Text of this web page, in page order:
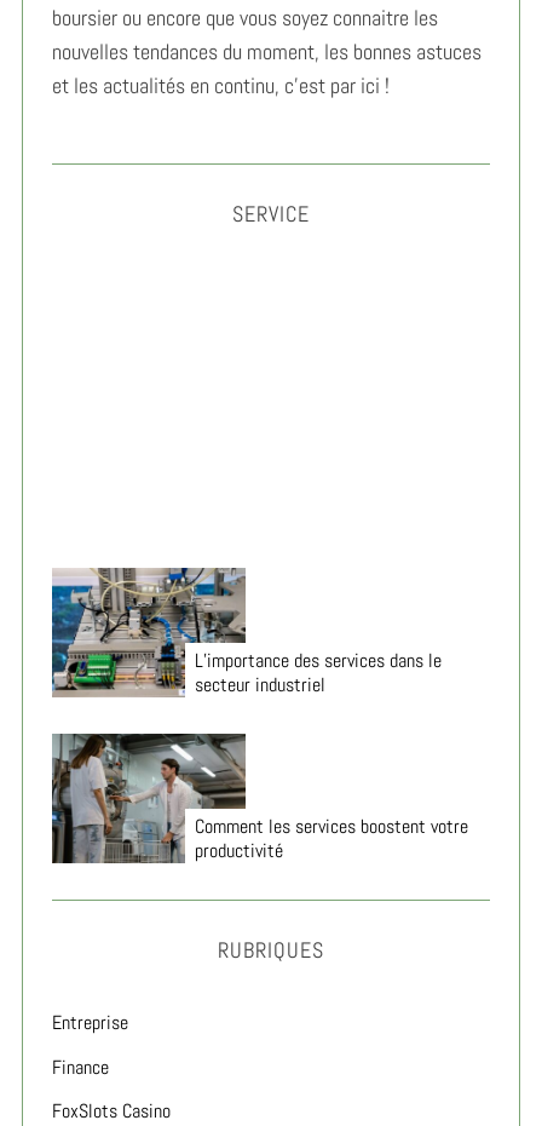
boursier ou encore que vous soyez connaitre les
nouvelles tendances du moment, les bonnes astuces
et les actualités en continu, c’est par ici !
SERVICE
L’importance des services dans le
secteur industriel
Comment les services boostent votre
productivité
RUBRIQUES
Entreprise
Finance
FoxSlots Casino